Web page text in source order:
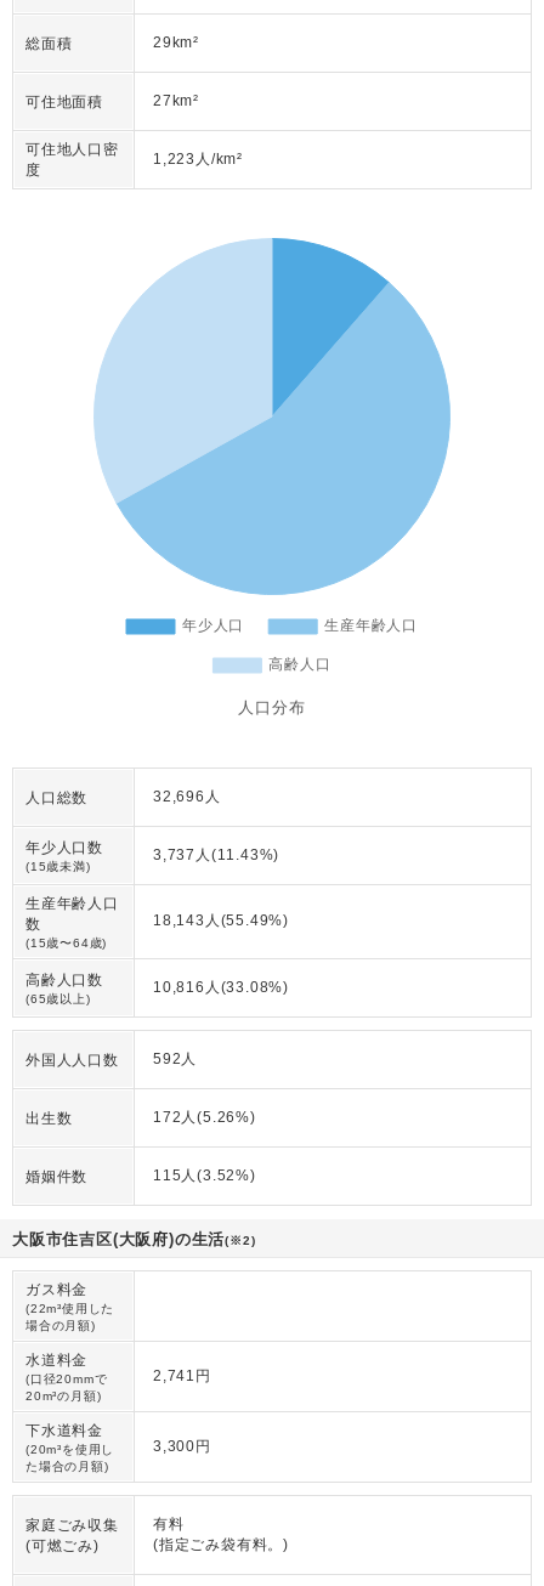
総面積 29km²
可住地面積 27km²
可住地人口密
度
1,223人/km²
人口分布
人口総数 32,696人
年少人口数
(15歳未満)
3,737人(11.43%)
生産年齢人口
数
(15歳〜64歳)
18,143人(55.49%)
高齢人口数
(65歳以上)
10,816人(33.08%)
外国人人口数 592人
出生数 172人(5.26%)
婚姻件数 115人(3.52%)
大阪市住吉区(大阪府)の生活(※2)
ガス料金
(22m³使用した
場合の月額)
水道料金
(口径20mmで
20m³の月額)
2,741円
下水道料金
(20m³を使用し
た場合の月額)
3,300円
家庭ごみ収集
(可燃ごみ)
有料
(指定ごみ袋有料。)